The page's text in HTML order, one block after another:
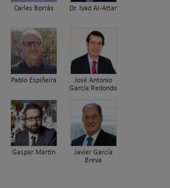
Carles Borrás Dr. Iyad Al-Attar
Pablo Espiñeira
José Antonio
García Redondo
Gaspar Martín
Javier García
Breva